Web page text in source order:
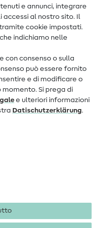
e annunci, integrare
accessi al nostro sito. Il
cookie impostati.
indichiamo nelle
con consenso o sulla
può essere fornito
e di modificare o
momento. Si prega di
e ulteriori informazioni
Dati­schutz­erklärung.
generali